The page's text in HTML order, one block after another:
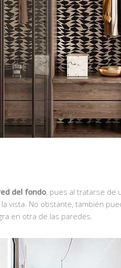
del fondo, pues al tratarse de
vista. No obstante, también
en otra de las paredes.